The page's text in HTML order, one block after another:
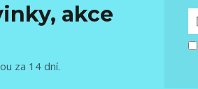
akce
za 14 dní.